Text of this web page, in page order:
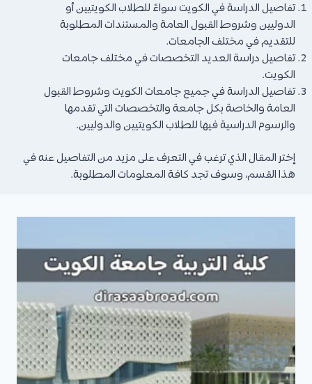
تفاصيل الدراسة في الكويت سواءً للطلاب الكويتيين أو
الدوليين وشروط القبول العامة والمستندات المطلوبة
للتقديم في مختلف الجامعات.
تفاصيل دراسة العديد التخصصات في مختلف جامعات
الكويت.
تفاصيل الدراسة في جميع جامعات الكويت وشروط القبول
العامة والخاصة بكل جامعة والتخصصات التي تقدمها
والرسوم الدراسية فيها للطلاب الكويتيين والدوليين.
إختر المقال الذي ترغب في التعرف على مزيد من التفاصيل عنه في
هذا القسم، وسوف تجد كافة المعلومات المطلوبة.